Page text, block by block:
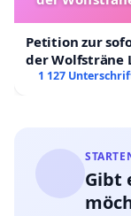
Petition zur
der Wolfsträne
1 127
Gibt